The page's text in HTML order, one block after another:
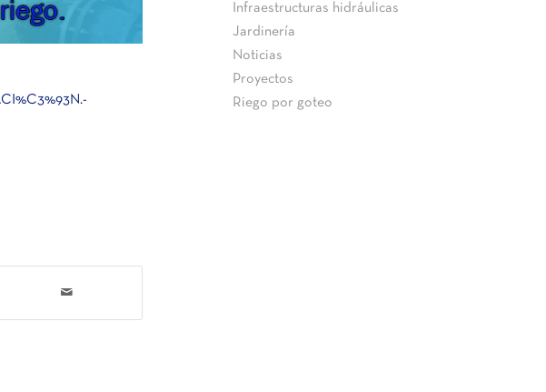
Infraestructuras hidráulicas
Jardinería
Noticias
Proyectos
Riego por goteo